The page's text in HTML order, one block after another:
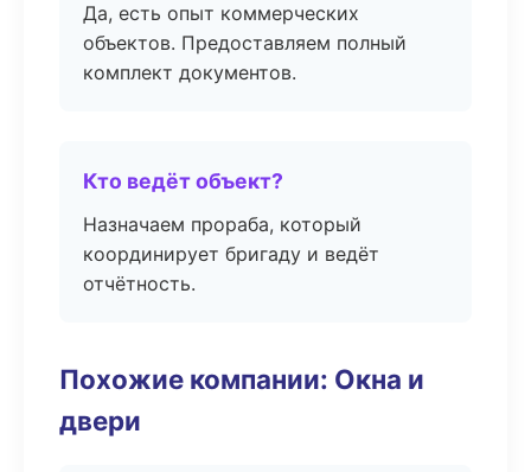
Да, есть опыт коммерческих
объектов. Предоставляем полный
комплект документов.
Кто ведёт объект?
Назначаем прораба, который
координирует бригаду и ведёт
отчётность.
Похожие компании: Окна и
двери